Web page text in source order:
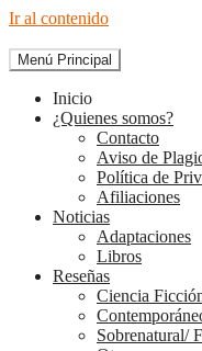
Ir al contenido
The Diary of
Menú Principal
Inicio
¿Quienes somos?
Contacto
Aviso de
Política de
Afiliaciones
Noticias
Adaptaciones
Libros
Reseñas
Ciencia
Sobrenatural/